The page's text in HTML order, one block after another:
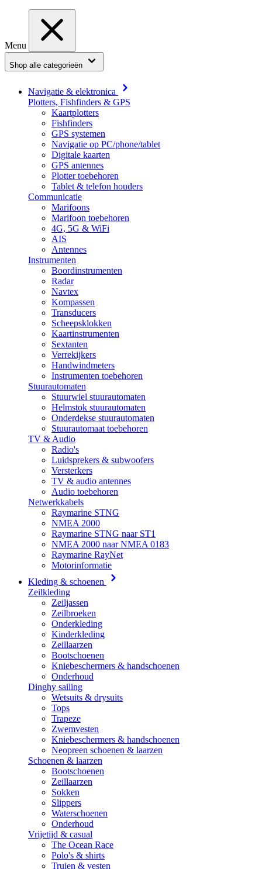
Menu
Shop alle categorieën
Navigatie & elektronica
Plotters, Fishfinders & GPS
Kaartplotters
Fishfinders
GPS systemen
Navigatie op PC/phone/tablet
Digitale kaarten
GPS antennes
Plotter toebehoren
Tablet & telefon houders
Communicatie
Marifoons
Marifoon toebehoren
4G, 5G & WiFi
AIS
Antennes
Instrumenten
Boordinstrumenten
Radar
Navtex
Kompassen
Transducers
Scheepsklokken
Kaartinstrumenten
Sextanten
Verrekijkers
Handwindmeters
Instrumenten toebehoren
Stuurautomaten
Stuurwiel stuurautomaten
Helmstok stuurautomaten
Onderdekse stuurautomaten
Stuurautomaat toebehoren
TV & Audio
Radio's
Luidsprekers & subwoofers
Versterkers
TV & audio antennes
Audio toebehoren
Netwerkkabels
Raymarine STNG
NMEA 2000
Raymarine STNG naar ST1
NMEA 2000 naar NMEA 0183
Raymarine RayNet
Motorinformatie
Kleding & schoenen
Zeilkleding
Zeiljassen
Zeilbroeken
Onderkleding
Kinderkleding
Zeillaarzen
Bootschoenen
Kniebeschermers & handschoenen
Onderhoud
Dinghy sailing
Wetsuits & drysuits
Tops
Trapeze
Zwemvesten
Kniebeschermers & handschoenen
Neopreen schoenen & laarzen
Schoenen & laarzen
Bootschoenen
Zeillaarzen
Sokken
Slippers
Waterschoenen
Onderhoud
Vrijetijd & casual
The Ocean Race
Polo's & shirts
Truien & vesten